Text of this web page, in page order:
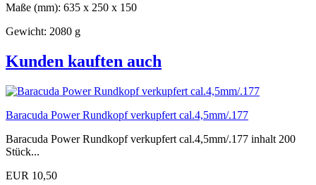
Maße (mm): 635 x 250 x 150
Gewicht: 2080 g
Kunden kauften auch
Baracuda Power Rundkopf verkupfert cal.4,5mm/.177
Baracuda Power Rundkopf verkupfert cal.4,5mm/.177 inhalt 200
Stück...
EUR 10,50